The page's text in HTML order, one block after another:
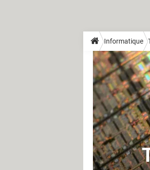
Informatique